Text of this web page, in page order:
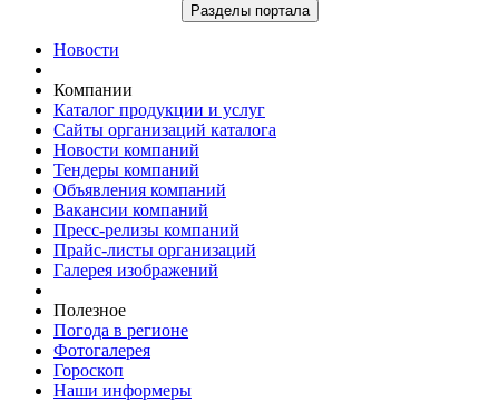
Разделы портала
Новости
Компании
Каталог продукции и услуг
Сайты организаций каталога
Новости компаний
Тендеры компаний
Объявления компаний
Вакансии компаний
Пресс-релизы компаний
Прайс-листы организаций
Галерея изображений
Полезное
Погода в регионе
Фотогалерея
Гороскоп
Наши информеры